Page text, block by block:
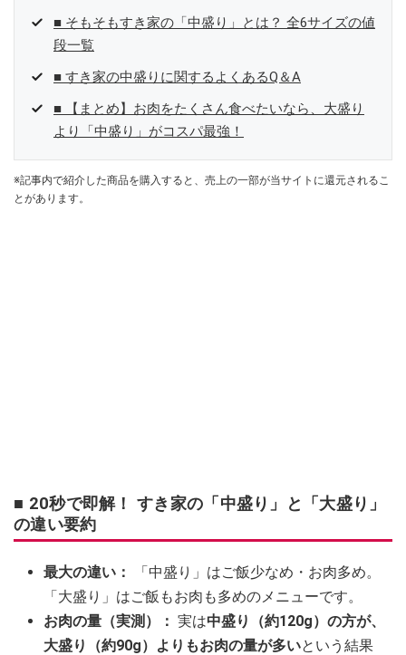
■ そもそもすき家の「中盛り」とは？ 全6サイズの値
段一覧
■ すき家の中盛りに関するよくあるQ＆A
■ 【まとめ】お肉をたくさん食べたいなら、大盛り
より「中盛り」がコスパ最強！
※記事内で紹介した商品を購入すると、売上の一部が当サイトに還元されるこ
とがあります。
■ 20秒で即解！ すき家の「中盛り」と「大盛り」
の違い要約
最大の違い：
「中盛り」はご飯少なめ・お肉多め。
「大盛り」はご飯もお肉も多めのメニューです。
お肉の量（実測）： 実は中盛り（約120g）の方が、
大盛り（約90g）よりもお肉の量が多いという結果